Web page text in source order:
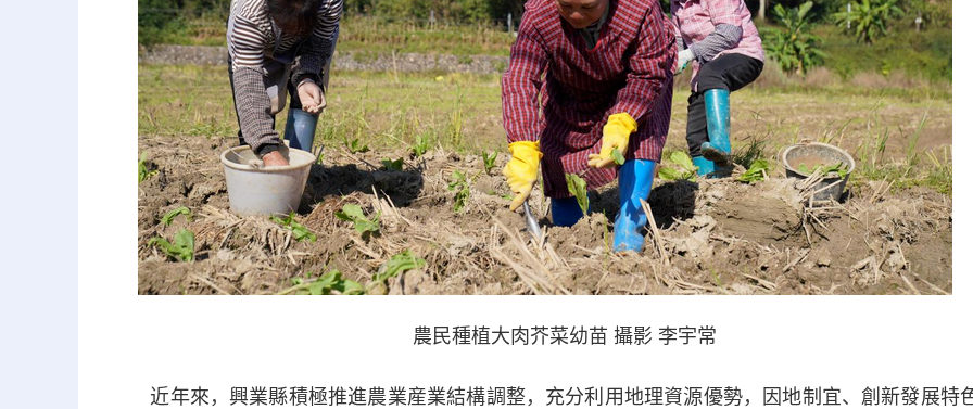
農民種植大肉芥菜幼苗 攝影 李宇常
近年來，興業縣積極推進農業産業結構調整，充分利用地理資源優勢，因地制宜、創新發展特